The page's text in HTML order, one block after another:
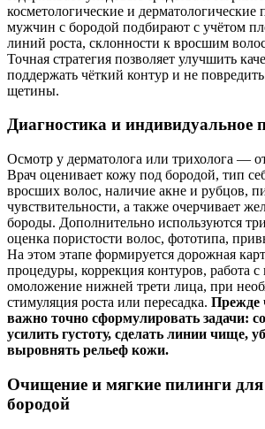
косметологические и дерматологические
мужчин с бородой подбирают с учётом
линий роста, склонности к вросшим
Точная стратегия позволяет улучшить
поддержать чёткий контур и не
щетины.
Диагностика и индивидуальное
Осмотр у дерматолога или трихолога —
Врач оценивает кожу под бородой, тип
вросших волос, наличие акне и рубцов,
чувствительности, а также очерчивает
бороды. Дополнительно используются
оценка пористости волос, фототипа,
На этом этапе формируется дорожная
процедуры, коррекция контуров, работа с
омоложение нижней трети лица, при
стимуляция роста или пересадка. Прежде
важно точно сформулировать задачи:
усилить густоту, сделать линии чище,
выровнять рельеф кожи.
Очищение и мягкие пилинги
бородой